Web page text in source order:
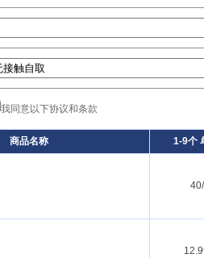
我同意以下协议和条款
商品名称 1-9个